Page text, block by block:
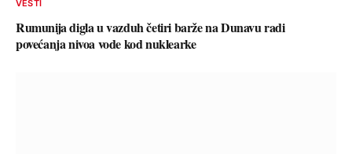
VESTI
Rumunija digla u vazduh četiri barže na Dunavu radi
povećanja nivoa vode kod nuklearke